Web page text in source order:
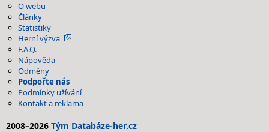
O webu
Články
Statistiky
Herní výzva
F.A.Q.
Nápověda
Odměny
Podpořte nás
Podmínky užívání
Kontakt a reklama
2008–2026 Tým Databáze-her.cz